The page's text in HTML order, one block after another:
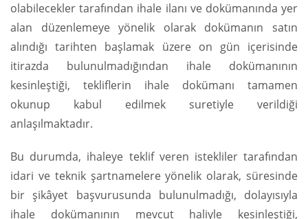
olabilecekler tarafından ihale ilanı ve dokümanında yer
alan düzenlemeye yönelik olarak dokümanın satın
alındığı tarihten başlamak üzere on gün içerisinde
itirazda bulunulmadığından ihale dokümanının
kesinleştiği, tekliflerin ihale dokümanı tamamen
okunup kabul edilmek suretiyle verildiği
anlaşılmaktadır.
Bu durumda, ihaleye teklif veren istekliler tarafından
idari ve teknik şartnamelere yönelik olarak, süresinde
bir şikâyet başvurusunda bulunulmadığı, dolayısıyla
ihale dokümanının mevcut haliyle kesinleştiği,